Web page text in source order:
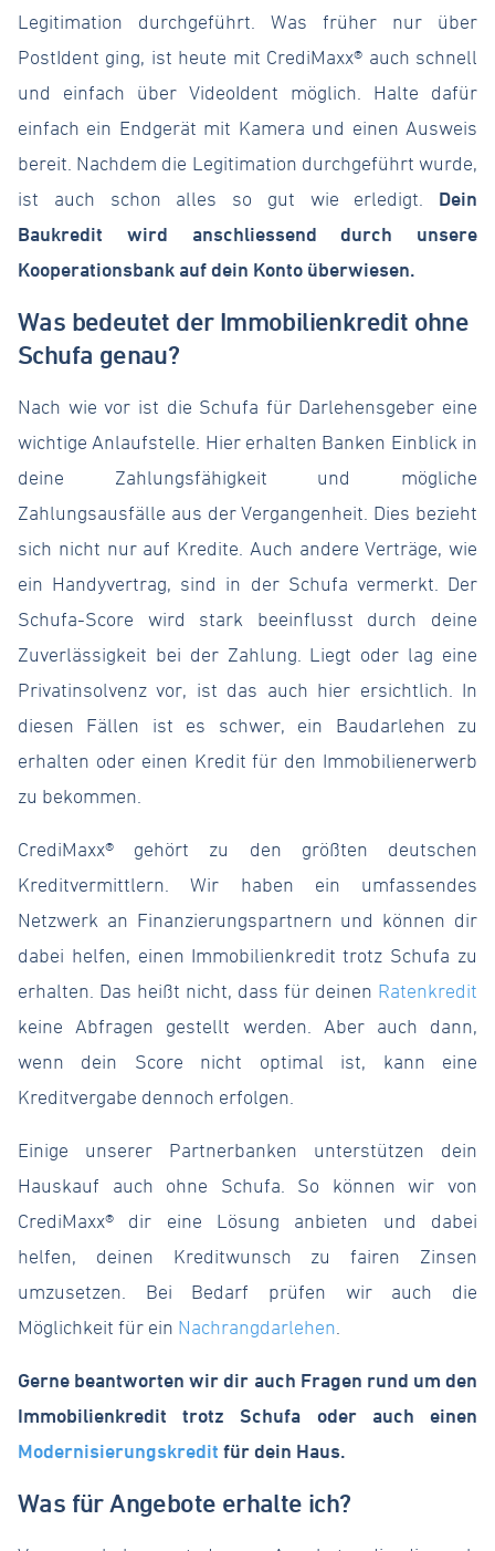
Legitimation durchgeführt. Was früher nur über
PostIdent ging, ist heute mit CrediMaxx® auch schnell
und einfach über VideoIdent möglich. Halte dafür
einfach ein Endgerät mit Kamera und einen Ausweis
bereit. Nachdem die Legitimation durchgeführt wurde,
ist auch schon alles so gut wie erledigt. Dein
Baukredit wird anschliessend durch unsere
Kooperationsbank auf dein Konto überwiesen.
Was bedeutet der Immobilienkredit ohne
Schufa genau?
Nach wie vor ist die Schufa für Darlehensgeber eine
wichtige Anlaufstelle. Hier erhalten Banken Einblick in
deine Zahlungsfähigkeit und mögliche
Zahlungsausfälle aus der Vergangenheit. Dies bezieht
sich nicht nur auf Kredite. Auch andere Verträge, wie
ein Handyvertrag, sind in der Schufa vermerkt. Der
Schufa-Score wird stark beeinflusst durch deine
Zuverlässigkeit bei der Zahlung. Liegt oder lag eine
Privatinsolvenz vor, ist das auch hier ersichtlich. In
diesen Fällen ist es schwer, ein Baudarlehen zu
erhalten oder einen Kredit für den Immobilienerwerb
zu bekommen.
CrediMaxx® gehört zu den größten deutschen
Kreditvermittlern. Wir haben ein umfassendes
Netzwerk an Finanzierungspartnern und können dir
dabei helfen, einen Immobilienkredit trotz Schufa zu
erhalten. Das heißt nicht, dass für deinen Ratenkredit
keine Abfragen gestellt werden. Aber auch dann,
wenn dein Score nicht optimal ist, kann eine
Kreditvergabe dennoch erfolgen.
Einige unserer Partnerbanken unterstützen dein
Hauskauf auch ohne Schufa. So können wir von
CrediMaxx® dir eine Lösung anbieten und dabei
helfen, deinen Kreditwunsch zu fairen Zinsen
umzusetzen. Bei Bedarf prüfen wir auch die
Möglichkeit für ein Nachrangdarlehen.
Gerne beantworten wir dir auch Fragen rund um den
Immobilienkredit trotz Schufa oder auch einen
Modernisierungskredit für dein Haus.
Was für Angebote erhalte ich?